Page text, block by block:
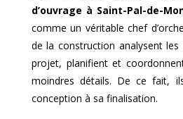
d’ouvrage à Saint-Pal-de-
comme un véritable chef
de la construction analysent
projet, planifient et
moindres détails. De ce fait,
conception à sa finalisation.